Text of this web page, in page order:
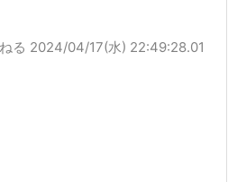
る 2024/04/17(水) 22:49:28.01